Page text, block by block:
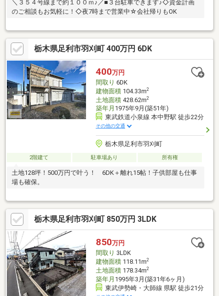
＼３５４号線まで約１００ｍ♪／■３台駐車できます♪◇資金計画
のご相談もお気軽に！◇夜7時まで営業中☆会社帰りもOK
栃木県足利市羽刈町 400万円 6DK
400万円
間取り 6DK
建物面積104.33m2
土地面積428.62m2
築年月 1975年9月(築51年)
東武鉄道小泉線 本中野駅 徒歩22分
その他の交通
栃木県足利市羽刈町
2階建て 駐車場あり 所有権
土地128坪！500万円で叶う！ 6DK＋離れ15帖！子供部屋も仕事
場も確保。
栃木県足利市羽刈町 850万円 3LDK
850万円
間取り 3LDK
建物面積118.11m2
土地面積178.34m2
築年月 1995年3月(築31年6ヶ月)
東武伊勢崎・大師線 県駅 徒歩21分